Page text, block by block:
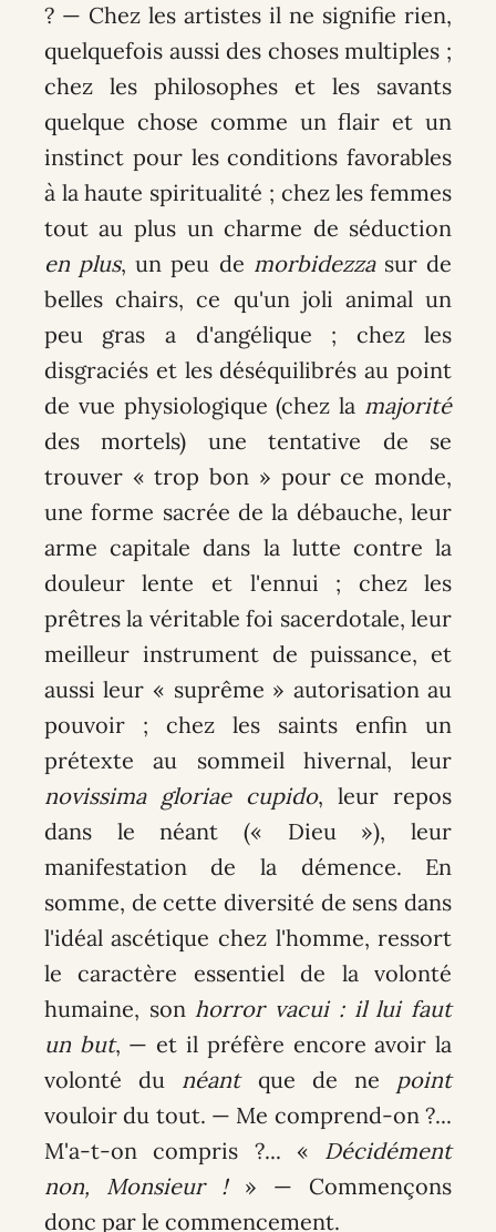
? — Chez les artistes il ne signifie rien,
quelquefois aussi des choses multiples ;
chez les philosophes et les savants
quelque chose comme un flair et un
instinct pour les conditions favorables
à la haute spiritualité ; chez les femmes
tout au plus un charme de séduction
en plus, un peu de morbidezzasur de
belles chairs, ce qu'un joli animal un
peu gras a d'angélique ; chez les
disgraciés et les déséquilibrés au point
de vue physiologique (chez la majorité
des mortels) une tentative de se
trouver « trop bon » pour ce monde,
une forme sacrée de la débauche, leur
arme capitale dans la lutte contre la
douleur lente et l'ennui ; chez les
prêtres la véritable foi sacerdotale, leur
meilleur instrument de puissance, et
aussi leur « suprême » autorisation au
pouvoir ; chez les saints enfin un
prétexte au sommeil hivernal, leur
novissima gloriae cupido, leur repos
dans le néant (« Dieu »), leur
manifestation de la démence. En
somme, de cette diversité de sens dans
l'idéal ascétique chez l'homme, ressort
le caractère essentiel de la volonté
humaine, sonhorror vacui: il lui faut
un but, — et il préfère encore avoir la
volonté du néantque de ne point
vouloir du tout. — Me comprend-on ?...
M'a-t-on compris ?... « Décidément
non, Monsieur !» — Commençons
donc par le commencement.